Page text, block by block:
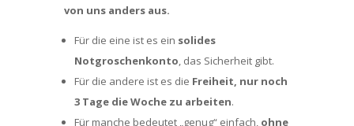
von uns anders aus.
Für die eine ist es ein solides
Notgroschenkonto, das Sicherheit gibt.
Für die andere ist es die Freiheit, nur noch
3 Tage die Woche zu arbeiten.
Für manche bedeutet „genug“ einfach, ohne